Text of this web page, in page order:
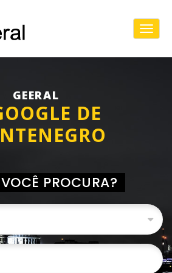
GEERAL
DE
PROCURA?